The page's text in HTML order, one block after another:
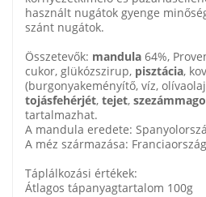
használt nugátok gyenge
szánt nugátok.
Összetevők: mandula 64%,
cukor, glükózszirup, pisztácia,
(burgonyakeményítő, víz,
tojásfehérjét, tejet,
tartalmazhat.
A mandula eredete:
A méz származása:
Táplálkozási értékek:
Átlagos tápanyagtartalom 100g